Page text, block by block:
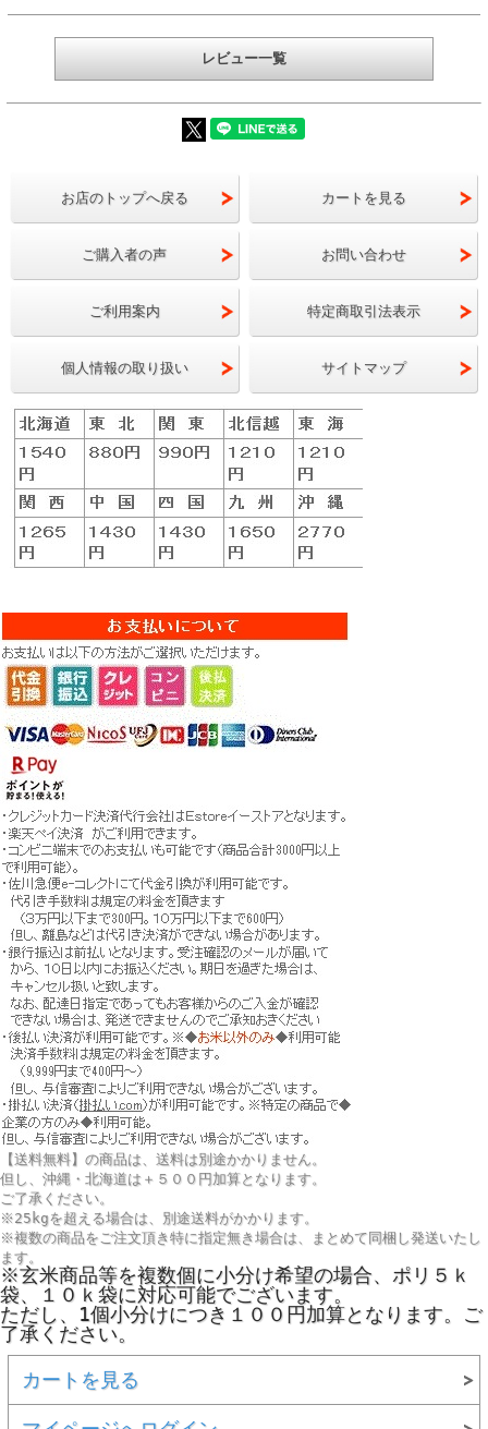
[ポイント還元 5ポイント～]
国内産１００％使用 十八穀米
商品説明
『国内産100％使用 十八穀米』は、
わりにして粒を揃えることで実現しま
お米を炊く際に混ぜるだけで、現代人
とれます。
丸麦・青玄米・もち玄米・押麦・黒米
大豆・赤米・緑米・もち麦・きび・
挽割青大豆・挽割黒大豆・挽割小豆・
けの雑穀を贅沢にも「国産」にこだわ
お米２～３合に対して、１袋（３０ｇ
在庫 ×在庫切れです
お気に入りに追加済
レビュー一覧
お店のトップへ戻る カートを見る
ご購入者の声 お問い合わせ
ご利用案内 特定商取引法表示
個人情報の取り扱い サイトマップ
【送料無料】の商品は、送料は別途かかりません。
但し、 沖縄・北海道は＋５００円 加算となります。
ご了承ください。
※25kgを超える場合は、別途送料がかかります。
※複数の商品をご注文頂き特に指定無き場合は、まとめて同梱し発送いたし
ます。
※玄米商品等を複数個に小分け希望の場合、ポリ５ｋ
袋、１０ｋ袋に対応可能でございます。
ただし、1個小分けにつき１００円加算となります。ご
了承ください。
カートを見る